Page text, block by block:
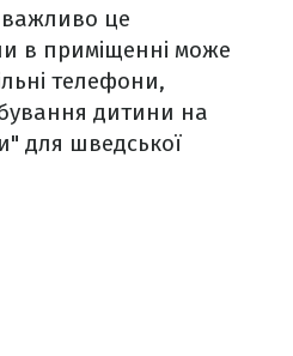
це
в приміщенні може
телефони,
дитини на
для шведської